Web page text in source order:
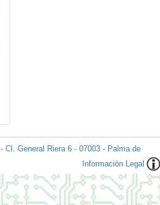
Cl. General Riera 6 - 07003 - Palma de
Información Legal